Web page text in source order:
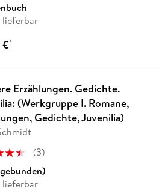
*
Erzählungen. Gedichte.
(Werkgruppe I. Romane,
Gedichte, Juvenilia)
(3)